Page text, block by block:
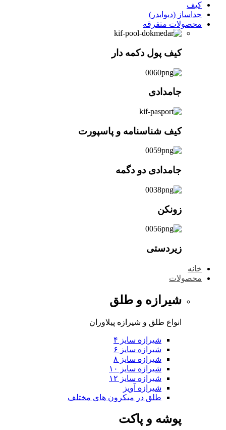
کیف
جداساز (دیوایدر)
محصولات متفرقه
کیف پول دکمه دار
جامدادی
کیف شناسنامه و پاسپورت
جامدادی دو دگمه
زونکن
زیردستی
خانه
محصولات
شیرازه و طلق
انواع طلق و شیرازه پیلاوران
شیرازه سایز ۴
شیرازه سایز ۶
شیرازه سایز ۸
شیرازه سایز ۱۰
شیرازه سایز ۱۲
شیرازه آویز
طلق در میکرون های مختلف
پوشه و پاکت